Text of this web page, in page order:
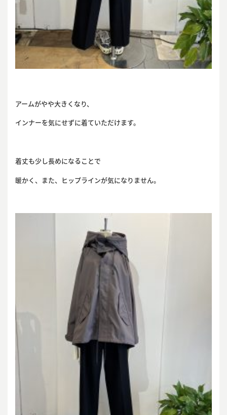
アームがやや大きくなり、
インナーを気にせずに着ていただけます。
着丈も少し長めになることで
暖かく、また、ヒップラインが気になりません。